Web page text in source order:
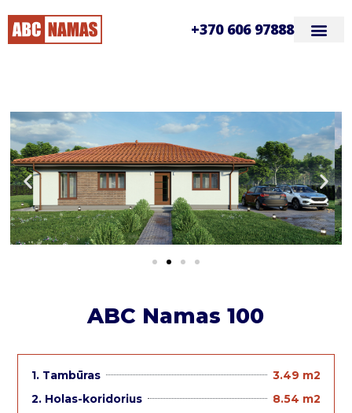
+370 606 97888
ABC Namas 100
1. Tambūras
3.49 m2
2. Holas-koridorius
8.54 m2